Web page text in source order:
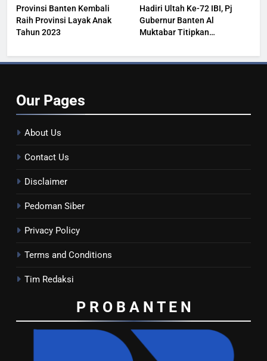
Provinsi Banten Kembali
Raih Provinsi Layak Anak
Tahun 2023
Hadiri Ultah Ke-72 IBI, Pj
Gubernur Banten Al
Muktabar Titipkan
Our Pages
About Us
Contact Us
Disclaimer
Pedoman Siber
Privacy Policy
Terms and Conditions
Tim Redaksi
P R O B A N T E N